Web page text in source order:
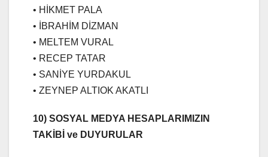
• HİKMET PALA
• İBRAHİM DİZMAN
• MELTEM VURAL
• RECEP TATAR
• SANİYE YURDAKUL
• ZEYNEP ALTIOK AKATLI
10) SOSYAL MEDYA HESAPLARIMIZIN
TAKİBİ ve DUYURULAR